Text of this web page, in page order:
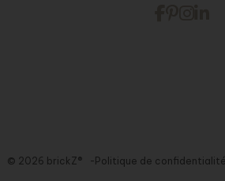
© 2026 brickZ® Politique de confidentialité